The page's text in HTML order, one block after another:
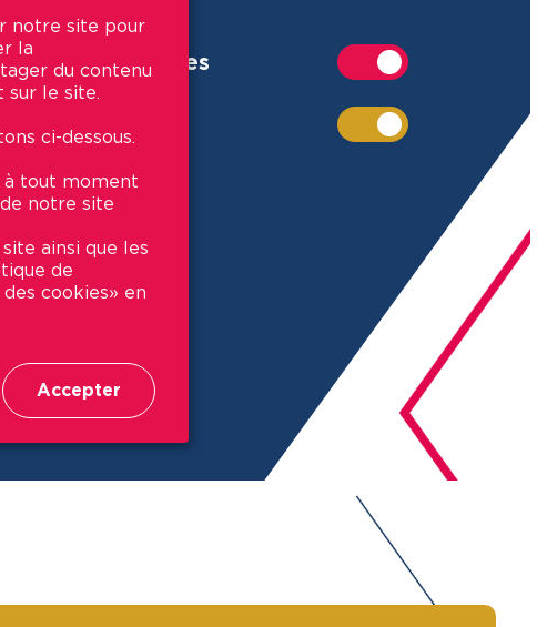
Commerces
notre site pour
la
du contenu
sur le site.
ci-dessous.
à tout moment
notre site
ainsi que les
de
cookies» en
Accepter